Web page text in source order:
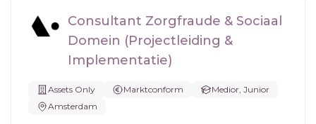
Consultant Zorgfraude & Sociaal
Domein (Projectleiding &
Implementatie)
Assets Only Marktconform
Medior, Junior
Amsterdam